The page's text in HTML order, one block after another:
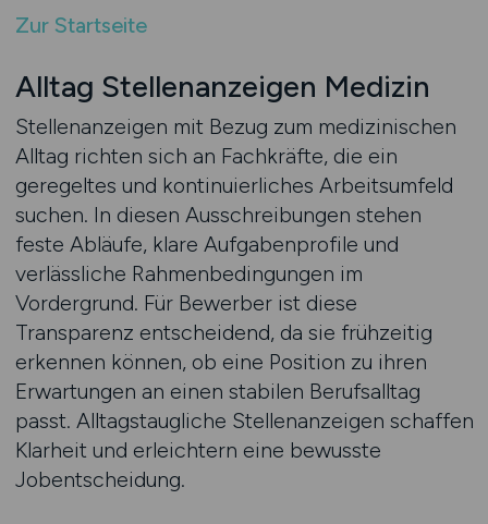
Zur Startseite
Alltag Stellenanzeigen Medizin
Stellenanzeigen mit Bezug zum medizinischen
Alltag richten sich an Fachkräfte, die ein
geregeltes und kontinuierliches Arbeitsumfeld
suchen. In diesen Ausschreibungen stehen
feste Abläufe, klare Aufgabenprofile und
verlässliche Rahmenbedingungen im
Vordergrund. Für Bewerber ist diese
Transparenz entscheidend, da sie frühzeitig
erkennen können, ob eine Position zu ihren
Erwartungen an einen stabilen Berufsalltag
passt. Alltagstaugliche Stellenanzeigen schaffen
Klarheit und erleichtern eine bewusste
Jobentscheidung.